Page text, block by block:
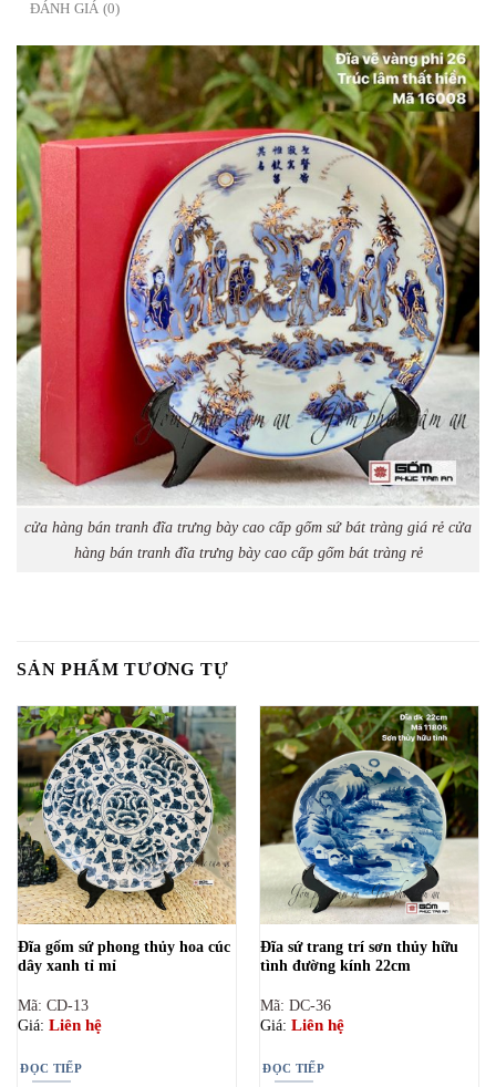
ĐÁNH GIÁ (0)
cửa hàng bán tranh đĩa trưng bày cao cấp gốm sứ bát tràng giá rẻ cửa
hàng bán tranh đĩa trưng bày cao cấp gốm bát tràng rẻ
SẢN PHẨM TƯƠNG TỰ
Đĩa gốm sứ phong thủy hoa cúc
dây xanh tỉ mỉ
Mã: CD-13
Giá: Liên hệ
ĐỌC TIẾP
Đĩa sứ trang trí sơn thủy hữu
tình đường kính 22cm
Mã: DC-36
Giá: Liên hệ
ĐỌC TIẾP